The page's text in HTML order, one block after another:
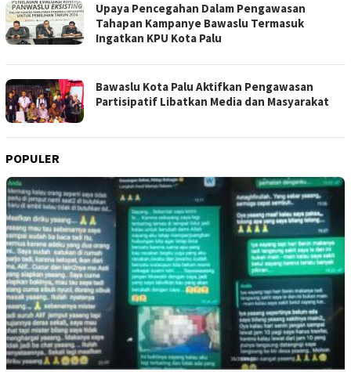
Upaya Pencegahan Dalam Pengawasan
Tahapan Kampanye Bawaslu Termasuk
Ingatkan KPU Kota Palu
Bawaslu Kota Palu Aktifkan Pengawasan
Partisipatif Libatkan Media dan Masyarakat
POPULER